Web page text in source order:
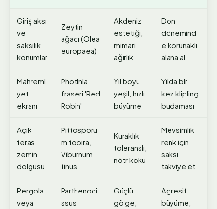
Giriş aksı
ve
saksılık
konumlar
Zeytin
ağacı (Olea
europaea)
Akdeniz
estetiği,
mimari
ağırlık
Don
dönemind
e korunaklı
alana al
Mahremi
yet
ekranı
Photinia
fraseri 'Red
Robin'
Yıl boyu
yeşil, hızlı
büyüme
Yılda bir
kez klipling
budaması
Açık
teras
zemin
dolgusu
Pittosporu
m tobira,
Viburnum
tinus
Kuraklık
toleranslı,
nötr koku
Mevsimlik
renk için
saksı
takviye et
Pergola
veya
Parthenoci
ssus
Güçlü
gölge,
Agresif
büyüme;